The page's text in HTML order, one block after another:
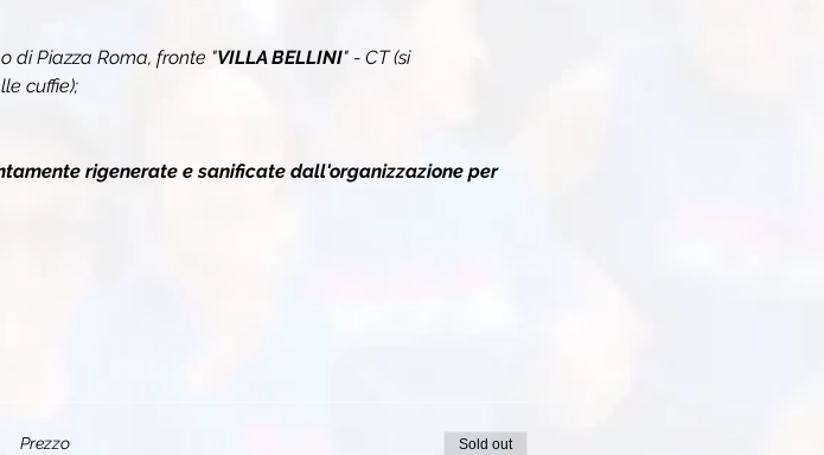
di Piazza Roma, fronte "VILLA BELLINI" - CT (si
cuffie);
rigenerate e sanificate dall'organizzazione per
Prezzo Sold out